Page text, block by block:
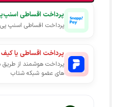
پرداخت اقساطی
پرداخت اقساطی اسنپ پی
پرداخت اقساطی یا
پرداخت هوشمند از طریق
های عضو شبکه شتاب